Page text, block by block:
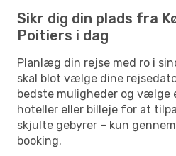
Sikr dig din plads fra
Poitiers i dag
Planlæg din rejse med ro i
skal blot vælge dine
bedste muligheder og vælge
hoteller eller billeje for at
skjulte gebyrer – kun
booking.